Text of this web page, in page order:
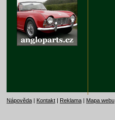
Nápověda | Kontakt | Reklama | Mapa webu